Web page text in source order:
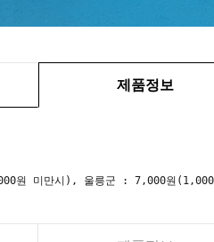
제품정보
원 미만시), 울릉군 : 7,000원